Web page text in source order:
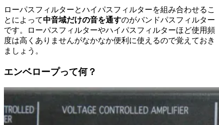
ローパスフィルターとハイパスフィルターを組み合わせるこ
とによって中音域だけの音を通すのがバンドパスフィルター
です。ローパスフィルターやハイパスフィルターほど使用頻
度は高くありませんがなかなか便利に使えるので覚えておき
ましょう。
エンベロープって何？